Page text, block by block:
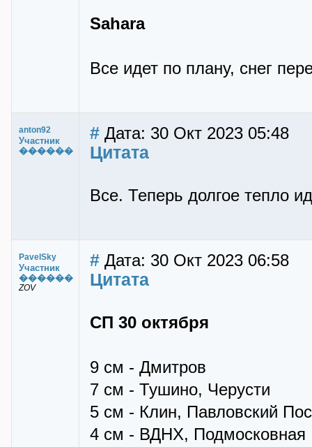
Sahara
Все идет по плану, снег
anton92
Участник
������
# Дата: 30 Окт 2023 05:48
Цитата
Все. Теперь долгое тепло
PavelSky
Участник
������
ZOV
# Дата: 30 Окт 2023 06:58
Цитата
СП 30 октября
9 см - Дмитров
7 см - Тушино, Черусти
5 см - Клин, Павловский
4 см - ВДНХ, Подмосковная